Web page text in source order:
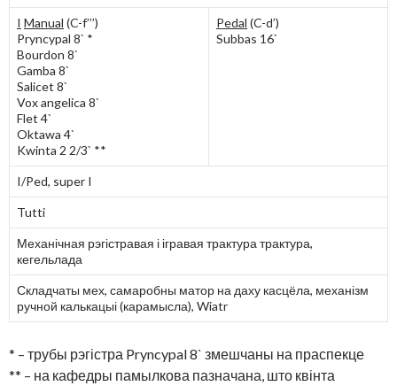
I Manual (C-f’’’)
Pryncypal 8` *
Bourdon 8`
Gamba 8`
Salicet 8`
Vox angelica 8`
Flet 4`
Oktawa 4`
Kwinta 2 2/3` **
Pedal (C-d’)
Subbas 16`
I/Ped, super I
Tutti
Механічная рэгістравая і ігравая трактура трактура,
кегельлада
Складчаты мех, самаробны матор на даху касцёла, механізм
ручной калькацыі (карамысла), Wiatr
* – трубы рэгістра Pryncypal 8` змешчаны на праспекце
** – на кафедры памылкова пазначана, што квінта